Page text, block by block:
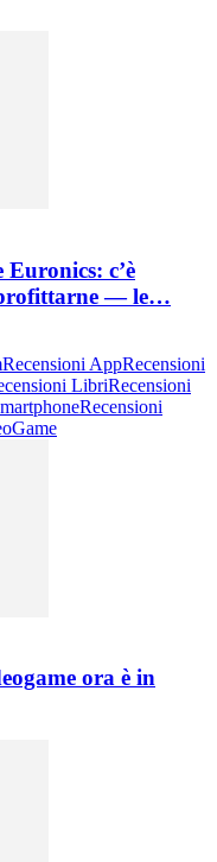
c’è
— le…
Recensioni AppRecensioni
LibriRecensioni
Recensioni
ora è in